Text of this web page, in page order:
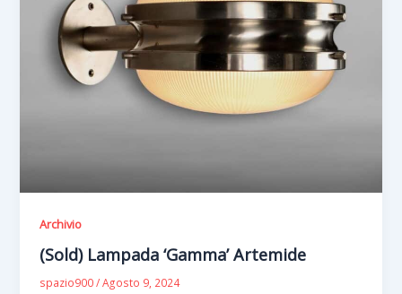
Archivio
(Sold) Lampada ‘Gamma’ Artemide
spazio900/Agosto 9, 2024